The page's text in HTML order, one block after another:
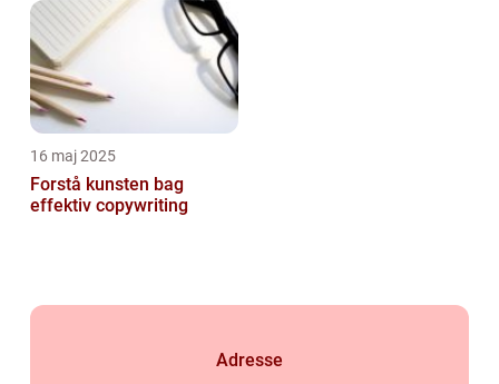
16 maj 2025
Forstå kunsten bag
effektiv copywriting
Adresse